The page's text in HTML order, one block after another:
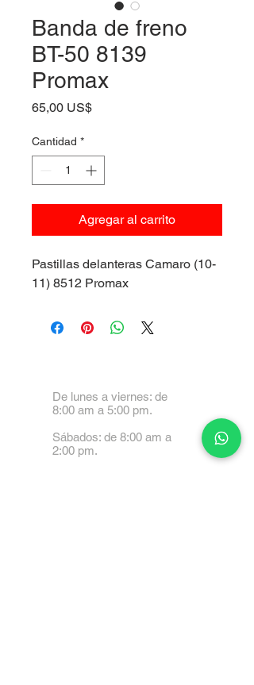
Banda de freno
BT-50 8139
Promax
65,00 US$Precio
Cantidad *
Agregar al carrito
Pastillas delanteras Camaro (10-
11) 8512 Promax
De lunes a viernes: de
8:00 am a 5:00 pm.
Sábados: de 8:00 am a
2:00 pm.